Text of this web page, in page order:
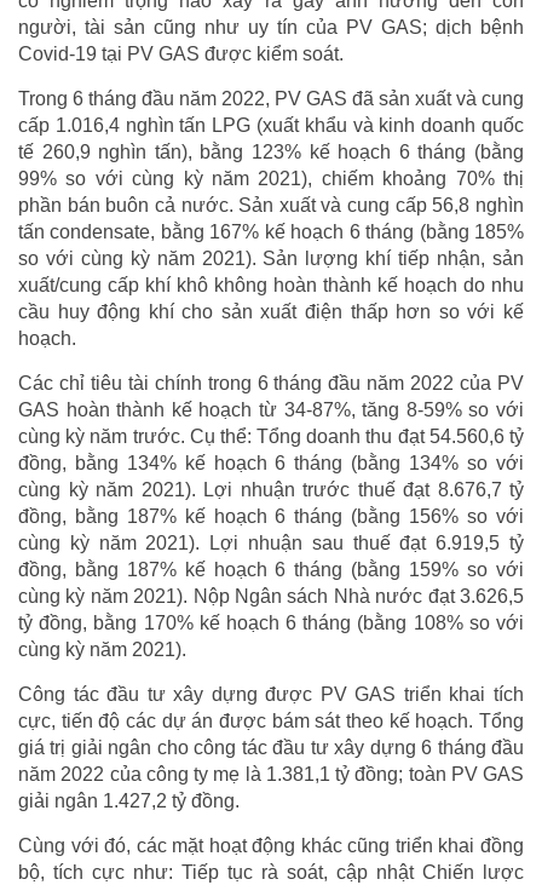
người, tài sản cũng như uy tín của PV GAS; dịch bệnh
Covid-19 tại PV GAS được kiểm soát.
Trong 6 tháng đầu năm 2022, PV GAS đã sản xuất và cung
cấp 1.016,4 nghìn tấn LPG (xuất khẩu và kinh doanh quốc
tế 260,9 nghìn tấn), bằng 123% kế hoạch 6 tháng (bằng
99% so với cùng kỳ năm 2021), chiếm khoảng 70% thị
phần bán buôn cả nước. Sản xuất và cung cấp 56,8 nghìn
tấn condensate, bằng 167% kế hoạch 6 tháng (bằng 185%
so với cùng kỳ năm 2021). Sản lượng khí tiếp nhận, sản
xuất/cung cấp khí khô không hoàn thành kế hoạch do nhu
cầu huy động khí cho sản xuất điện thấp hơn so với kế
hoạch.
Các chỉ tiêu tài chính trong 6 tháng đầu năm 2022 của PV
GAS hoàn thành kế hoạch từ 34-87%, tăng 8-59% so với
cùng kỳ năm trước. Cụ thể: Tổng doanh thu đạt 54.560,6 tỷ
đồng, bằng 134% kế hoạch 6 tháng (bằng 134% so với
cùng kỳ năm 2021). Lợi nhuận trước thuế đạt 8.676,7 tỷ
đồng, bằng 187% kế hoạch 6 tháng (bằng 156% so với
cùng kỳ năm 2021). Lợi nhuận sau thuế đạt 6.919,5 tỷ
đồng, bằng 187% kế hoạch 6 tháng (bằng 159% so với
cùng kỳ năm 2021). Nộp Ngân sách Nhà nước đạt 3.626,5
tỷ đồng, bằng 170% kế hoạch 6 tháng (bằng 108% so với
cùng kỳ năm 2021).
Công tác đầu tư xây dựng được PV GAS triển khai tích
cực, tiến độ các dự án được bám sát theo kế hoạch. Tổng
giá trị giải ngân cho công tác đầu tư xây dựng 6 tháng đầu
năm 2022 của công ty mẹ là 1.381,1 tỷ đồng; toàn PV GAS
giải ngân 1.427,2 tỷ đồng.
Cùng với đó, các mặt hoạt động khác cũng triển khai đồng
bộ, tích cực như: Tiếp tục rà soát, cập nhật Chiến lược